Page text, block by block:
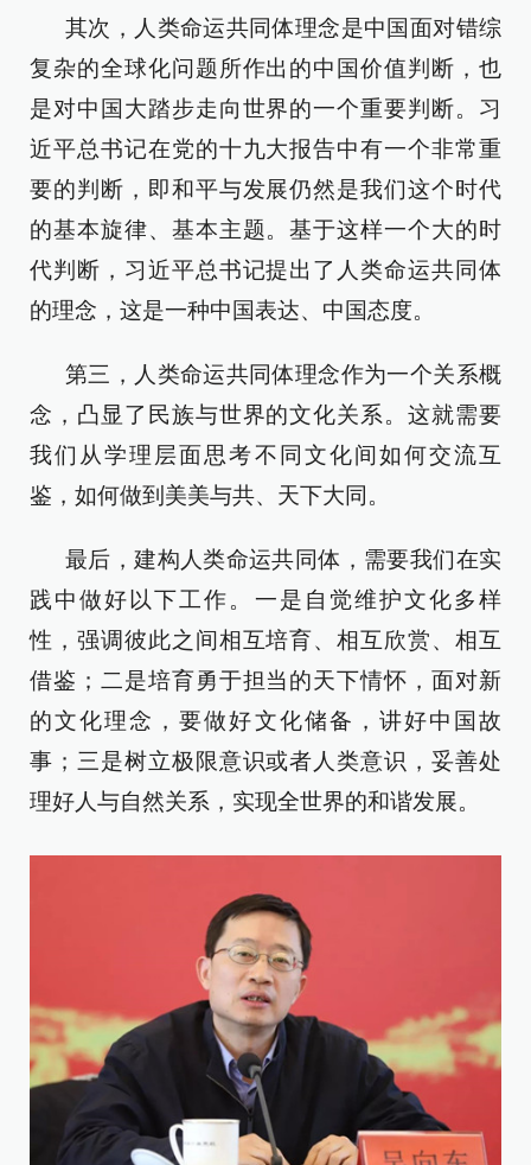
其次，人类命运共同体理念是中国面对错综
复杂的全球化问题所作出的中国价值判断，也
是对中国大踏步走向世界的一个重要判断。习
近平总书记在党的十九大报告中有一个非常重
要的判断，即和平与发展仍然是我们这个时代
的基本旋律、基本主题。基于这样一个大的时
代判断，习近平总书记提出了人类命运共同体
的理念，这是一种中国表达、中国态度。
第三，人类命运共同体理念作为一个关系概
念，凸显了民族与世界的文化关系。这就需要
我们从学理层面思考不同文化间如何交流互
鉴，如何做到美美与共、天下大同。
最后，建构人类命运共同体，需要我们在实
践中做好以下工作。一是自觉维护文化多样
性，强调彼此之间相互培育、相互欣赏、相互
借鉴；二是培育勇于担当的天下情怀，面对新
的文化理念，要做好文化储备，讲好中国故
事；三是树立极限意识或者人类意识，妥善处
理好人与自然关系，实现全世界的和谐发展。